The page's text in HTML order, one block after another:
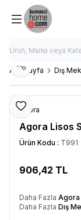
Ana Sayfa Dış
Favoriye Ekle
Paylaş
Agora
Agora Lisos
Ürün Kodu : T991
906,42 TL
Daha Fazla
Daha Fazla Dış